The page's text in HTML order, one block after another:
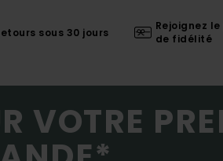
sous 30 jours
Rejoignez
de fidélité
VOTRE